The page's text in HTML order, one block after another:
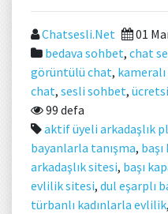
Chatsesli.Net
01
bedava sohbet, chat
görüntülü chat,
chat, sesli sohbet,
99 defa
aktif üyeli arkadaşlık
bayanlarla tanışma,
arkadaşlık sitesi, başı
evlilik sitesi, dul eşarplı
türbanlı kadınlarla evlilik,